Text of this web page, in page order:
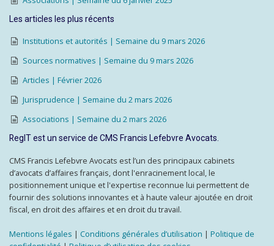
Les articles les plus récents
Institutions et autorités | Semaine du 9 mars 2026
Sources normatives | Semaine du 9 mars 2026
Articles | Février 2026
Jurisprudence | Semaine du 2 mars 2026
Associations | Semaine du 2 mars 2026
RegIT est un service de CMS Francis Lefebvre Avocats.
CMS Francis Lefebvre Avocats est l’un des principaux cabinets
d’avocats d’affaires français, dont l'enracinement local, le
positionnement unique et l'expertise reconnue lui permettent de
fournir des solutions innovantes et à haute valeur ajoutée en droit
fiscal, en droit des affaires et en droit du travail.
Mentions légales | Conditions générales d’utilisation | Politique de